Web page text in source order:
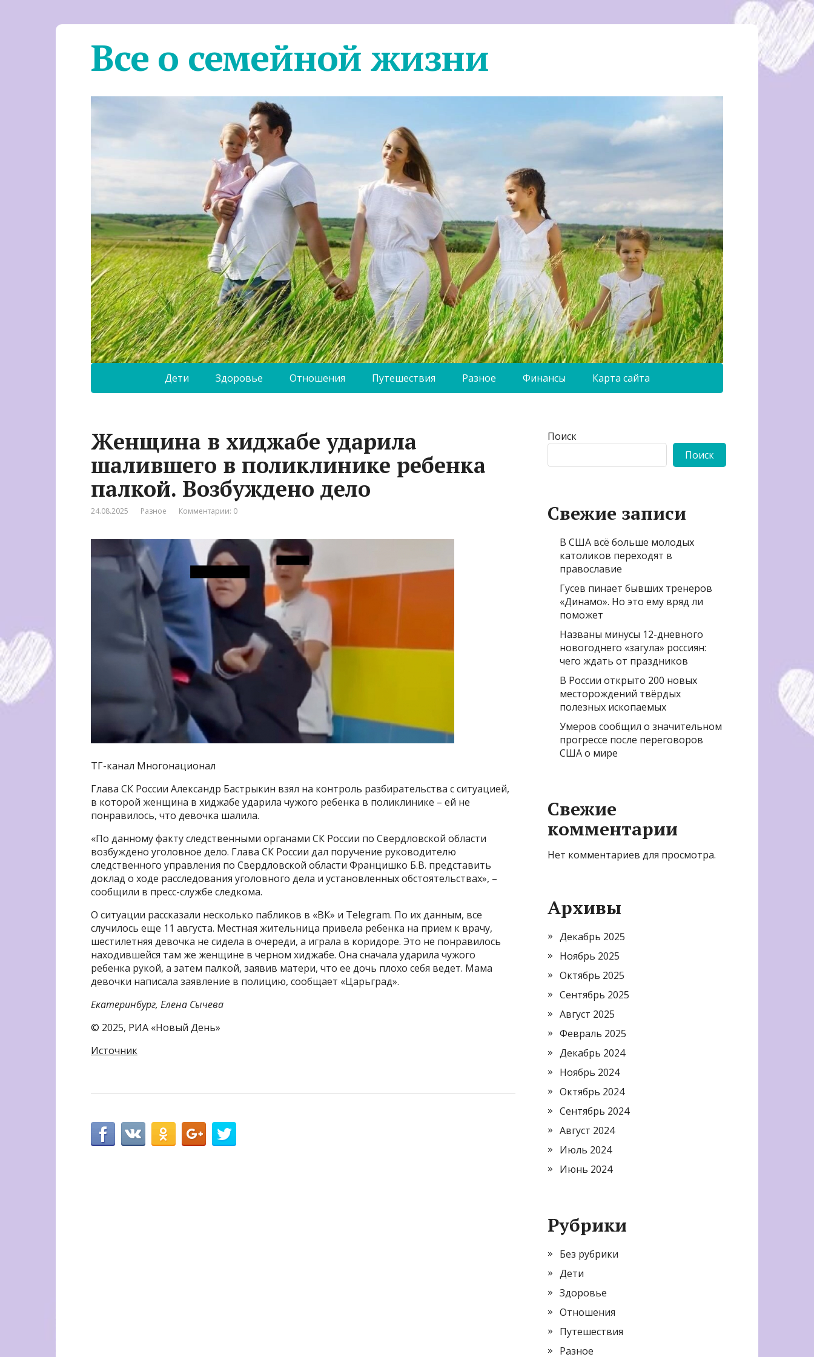
Все о семейной жизни
Дети Здоровье Отношения Путешествия Разное Финансы Карта сайта
Женщина в хиджабе ударила
шалившего в поликлинике ребенка
палкой. Возбуждено дело
24.08.2025 Разное Комментарии: 0
ТГ-канал Многонационал
Глава СК России Александр Бастрыкин взял на контроль разбирательства с ситуацией,
в которой женщина в хиджабе ударила чужого ребенка в поликлинике – ей не
понравилось, что девочка шалила.
«По данному факту следственными органами СК России по Свердловской области
возбуждено уголовное дело. Глава СК России дал поручение руководителю
следственного управления по Свердловской области Францишко Б.В. представить
доклад о ходе расследования уголовного дела и установленных обстоятельствах», –
сообщили в пресс-службе следкома.
О ситуации рассказали несколько пабликов в «ВК» и Telegram. По их данным, все
случилось еще 11 августа. Местная жительница привела ребенка на прием к врачу,
шестилетняя девочка не сидела в очереди, а играла в коридоре. Это не понравилось
находившейся там же женщине в черном хиджабе. Она сначала ударила чужого
ребенка рукой, а затем палкой, заявив матери, что ее дочь плохо себя ведет. Мама
девочки написала заявление в полицию, сообщает «Царьград».
Екатеринбург, Елена Сычева
© 2025, РИА «Новый День»
Источник
Поиск
Поиск
Свежие записи
В США всё больше молодых
католиков переходят в
православие
Гусев пинает бывших тренеров
«Динамо». Но это ему вряд ли
поможет
Названы минусы 12-дневного
новогоднего «загула» россиян:
чего ждать от праздников
В России открыто 200 новых
месторождений твёрдых
полезных ископаемых
Умеров сообщил о значительном
прогрессе после переговоров
США о мире
Свежие
комментарии
Нет комментариев для просмотра.
Архивы
Декабрь 2025
Ноябрь 2025
Октябрь 2025
Сентябрь 2025
Август 2025
Февраль 2025
Декабрь 2024
Ноябрь 2024
Октябрь 2024
Сентябрь 2024
Август 2024
Июль 2024
Июнь 2024
Рубрики
Без рубрики
Дети
Здоровье
Отношения
Путешествия
Разное